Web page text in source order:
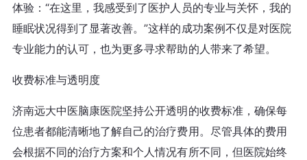
体验：“在这里，我感受到了医护人员的专业与关怀，我的
睡眠状况得到了显著改善。”这样的成功案例不仅是对医院
专业能力的认可，也为更多寻求帮助的人带来了希望。
收费标准与透明度
济南远大中医脑康医院坚持公开透明的收费标准，确保每
位患者都能清晰地了解自己的治疗费用。尽管具体的费用
会根据不同的治疗方案和个人情况有所不同，但医院始终